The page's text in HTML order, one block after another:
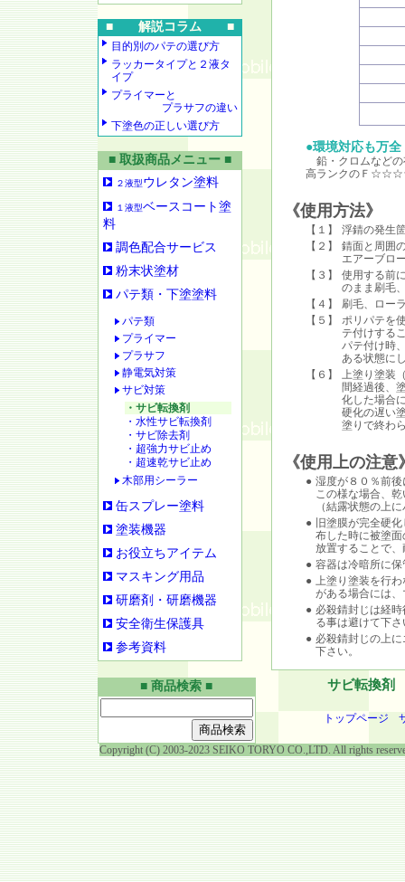
●環境対応も万全
鉛・クロムなどの
高ランクのＦ☆☆☆☆
《使用方法》
【１】
浮錆の発生
【２】
錆面と周囲
エアーブロ
【３】
使用する前
のまま刷毛
【４】
刷毛、ロー
【５】
ポリパテを
テ付けする
パテ付け時
ある状態に
【６】
上塗り塗装
間経過後、
化した場合
硬化の遅い
塗りで終わ
《使用上の注意
● 湿度が８０％前
この様な場合、
（結露状態の上
●
旧塗膜が完全硬
布した時に被塗
放置することで
● 容器は冷暗所に
● 上塗り塗装を行
がある場合には
● 必殺錆封じは経
る事は避けて下さ
● 必殺錆封じの上
下さい。
サビ転換剤
トップページ
■ 解説コラム ■
目的別のパテの選び方
ラッカータイプと２液タ
イプ
プライマーと
プラサフの違い
下塗色の正しい選び方
■ 取扱商品メニュー ■
２液型ウレタン塗料
１液型ベースコート塗
料
調色配合サービス
粉末状塗材
パテ類・下塗塗料
パテ類
プライマー
プラサフ
静電気対策
サビ対策
・サビ転換剤
・水性サビ転換剤
・サビ除去剤
・超強力サビ止め
・超速乾サビ止め
木部用シーラー
缶スプレー塗料
塗装機器
お役立ちアイテム
マスキング用品
研磨剤・研磨機器
安全衛生保護具
参考資料
■ 商品検索 ■
Copyright (C) 2003-2023 SEIKO TORYO CO.,LTD. All rights